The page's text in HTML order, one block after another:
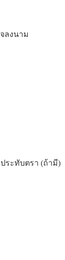
ลงนาม
ระทับตรา (ถ้ามี)